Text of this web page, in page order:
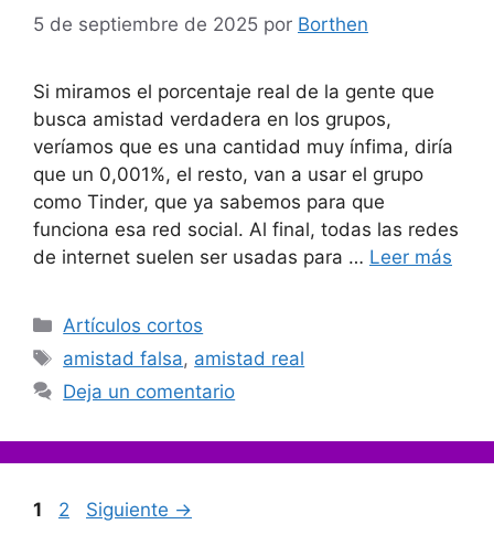
5 de septiembre de 2025 por Borthen
Si miramos el porcentaje real de la gente que
busca amistad verdadera en los grupos,
veríamos que es una cantidad muy ínfima, diría
que un 0,001%, el resto, van a usar el grupo
como Tinder, que ya sabemos para que
funciona esa red social. Al final, todas las redes
de internet suelen ser usadas para … Leer más
Categorías
Artículos cortos
Etiquetas
amistad falsa, amistad real
Deja un comentario
Página
1 Página
2 Siguiente →